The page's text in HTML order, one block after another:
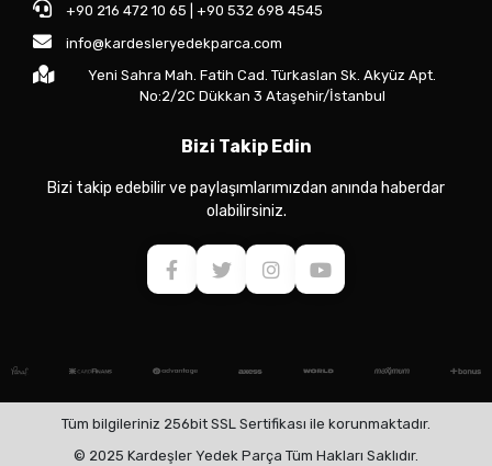
+90 216 472 10 65 | +90 532 698 4545
info@kardesleryedekparca.com
Yeni Sahra Mah. Fatih Cad. Türkaslan Sk. Akyüz Apt.
No:2/2C Dükkan 3 Ataşehir/İstanbul
Bizi Takip Edin
Bizi takip edebilir ve paylaşımlarımızdan anında haberdar
olabilirsiniz.
Tüm bilgileriniz 256bit SSL Sertifikası ile korunmaktadır.
© 2025 Kardeşler Yedek Parça Tüm Hakları Saklıdır.